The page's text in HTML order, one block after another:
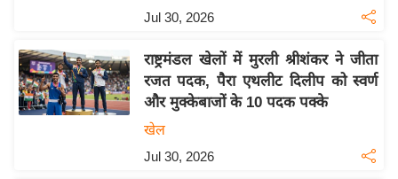
ग
त
वि
शे
Jul 30, 2026
राष्ट्रमंडल खेलों में मुरली श्रीशंकर ने जीता
रजत पदक, पैरा एथलीट दिलीप को स्वर्ण
और मुक्केबाजों के 10 पदक पक्के
खेल
Jul 30, 2026